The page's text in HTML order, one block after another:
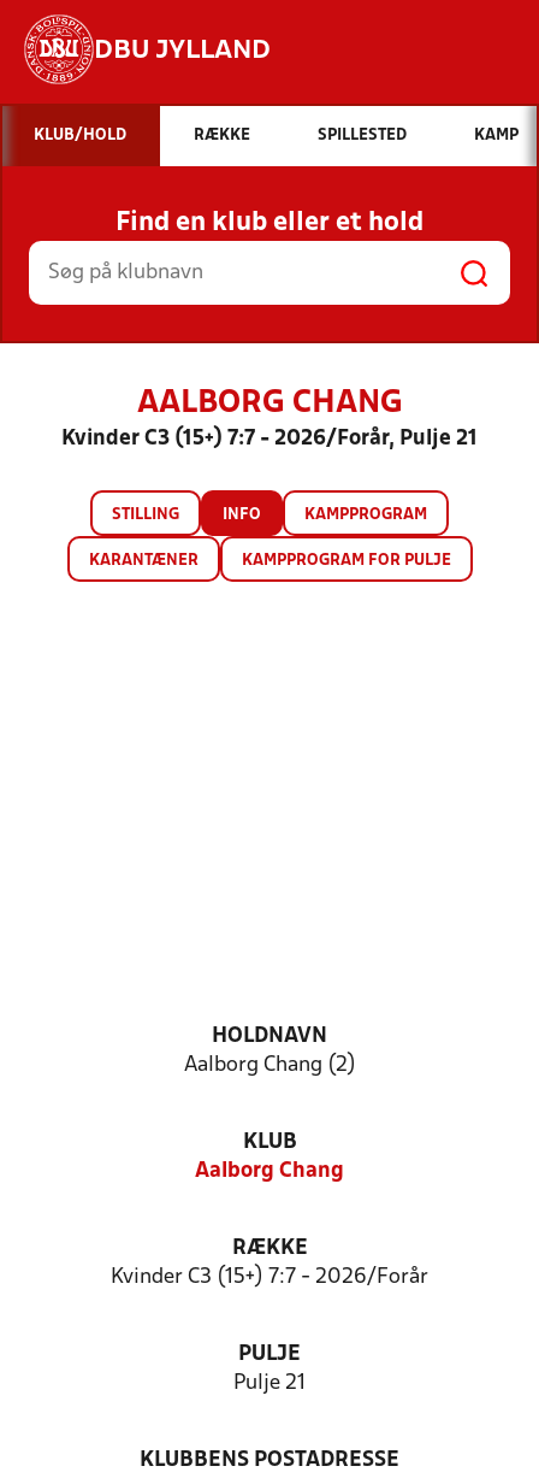
DBU JYLLAND
Hvad vil du søge efter?
INDHOLD OG NYHEDER
STILLINGER, RESULTATER, KLUBBER OG
HOLD
KLUB/HOLD RÆKKE SPILLESTED KAMP
Find en klub eller et hold
AALBORG CHANG
Kvinder C3 (15+) 7:7 - 2026/Forår, Pulje 21
STILLING INFO KAMPPROGRAM
KARANTÆNER KAMPPROGRAM FOR PULJE
HOLDNAVN
Aalborg Chang (2)
KLUB
Aalborg Chang
RÆKKE
Kvinder C3 (15+) 7:7 - 2026/Forår
PULJE
Pulje 21
KLUBBENS POSTADRESSE